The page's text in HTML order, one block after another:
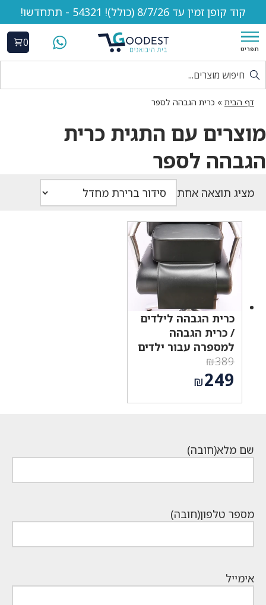
קוד קופן זמין עד 8/7/26 (כולל)! 54321 - תתחדשו!
תפריט
0
דף הבית » כרית הגבהה לספר
מוצרים עם התגית כרית
הגבהה לספר
מציג תוצאה אחת
כרית הגבהה לילדים
/ כרית הגבהה
למספרה עבור ילדים
₪389
המחיר
המקורי
היה:
₪249
שם מלא(חובה)
מספר טלפון(חובה)
אימייל